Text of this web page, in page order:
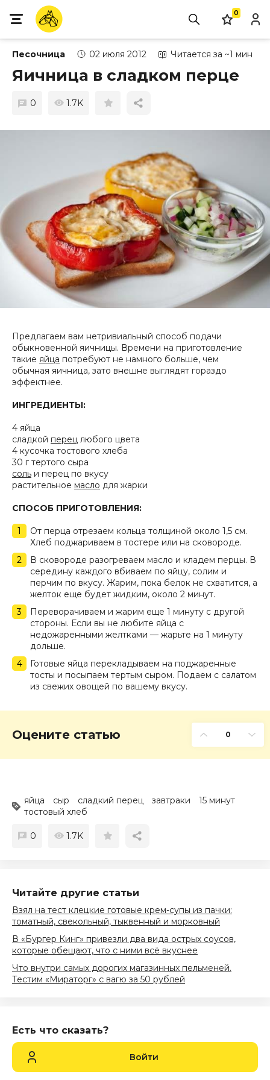
0
Песочница 02 июля 2012 Читается за ~1 мин
Яичница в сладком перце
0 1.7K
Предлагаем вам нетривиальный способ подачи
обыкновенной яичницы. Времени на приготовление
такие яйца потребуют не намного больше, чем
обычная яичница, зато внешне выглядят гораздо
эффектнее.
ИНГРЕДИЕНТЫ:
4 яйца
сладкой перец любого цвета
4 кусочка тостового хлеба
30 г тертого сыра
соль и перец по вкусу
растительное масло для жарки
СПОСОБ ПРИГОТОВЛЕНИЯ:
От перца отрезаем кольца толщиной около 1,5 см.
Хлеб поджариваем в тостере или на сковороде.
В сковороде разогреваем масло и кладем перцы. В
середину каждого вбиваем по яйцу, солим и
перчим по вкусу. Жарим, пока белок не схватится, а
желток еще будет жидким, около 2 минут.
Переворачиваем и жарим еще 1 минуту с другой
стороны. Если вы не любите яйца с
недожаренными желтками — жарьте на 1 минуту
дольше.
Готовые яйца перекладываем на поджаренные
тосты и посыпаем тертым сыром. Подаем с салатом
из свежих овощей по вашему вкусу.
Оцените статью 0
яйца сыр сладкий перец завтраки
15 минут
тостовый хлеб
0 1.7K
Читайте другие статьи
Взял на тест клецкие готовые крем-супы из пачки:
томатный, свекольный, тыквенный и морковный
В «Бургер Кинг» привезли два вида острых соусов,
которые обещают, что с ними всё вкуснее
Что внутри самых дорогих магазинных пельменей.
Тестим «Мираторг» с вагю за 50 рублей
Есть что сказать?
Войти